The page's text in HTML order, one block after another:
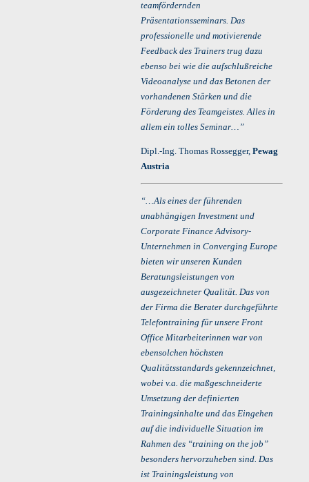
teamfördernden
Präsentationsseminars. Das
professionelle und motivierende
Feedback des Trainers trug dazu
ebenso bei wie die aufschlußreiche
Videoanalyse und das Betonen der
vorhandenen Stärken und die
Förderung des Teamgeistes. Alles in
allem ein tolles Seminar…”
Dipl.-Ing. Thomas Rossegger, Pewag
Austria
“…Als eines der führenden
unabhängigen Investment und
Corporate Finance Advisory-
Unternehmen in Converging Europe
bieten wir unseren Kunden
Beratungsleistungen von
ausgezeichneter Qualität. Das von
der Firma die Berater durchgeführte
Telefontraining für unsere Front
Office Mitarbeiterinnen war von
ebensolchen höchsten
Qualitätsstandards gekennzeichnet,
wobei v.a. die maßgeschneiderte
Umsetzung der definierten
Trainingsinhalte und das Eingehen
auf die individuelle Situation im
Rahmen des “training on the job”
besonders hervorzuheben sind. Das
ist Trainingsleistung von